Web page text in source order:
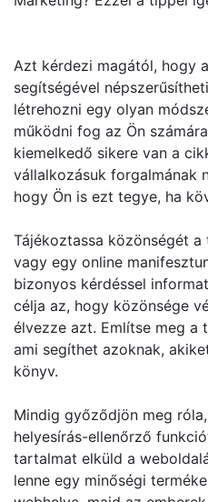
Azt kérdezi magától, hogy
segítségével
létrehozni egy olyan
működni fog az Ön
kiemelkedő sikere van a
vállalkozásuk forgalmának
hogy Ön is ezt tegye, ha
Tájékoztassa közönségét
vagy egy online
bizonyos kérdéssel
célja az, hogy közönsége
élvezze azt. Említse meg a
ami segíthet azoknak,
könyv.
Mindig győződjön meg
helyesírás-ellenőrző
tartalmat elküld a
lenne egy minőségi